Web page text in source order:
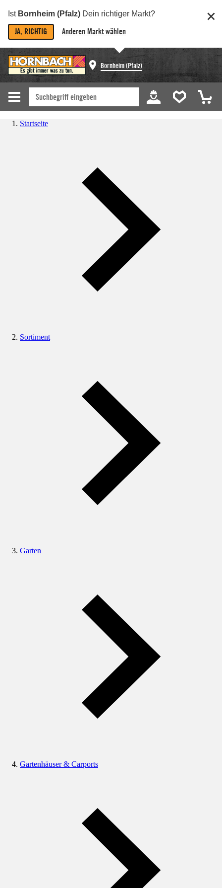
Ist Bornheim (Pfalz) Dein richtiger Markt?
JA, RICHTIG Anderen Markt wählen
Bornheim (Pfalz)
Startseite
Sortiment
Garten
Gartenhäuser & Carports